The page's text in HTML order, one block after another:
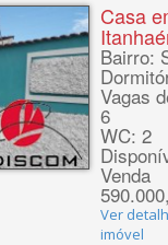
Casa
Bairro:
Vagas
6
WC: 2
Venda
Ver
imóvel